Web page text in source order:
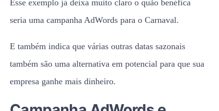
também são uma alternativa em potencial para que sua
empresa ganhe mais dinheiro.
Campanha AdWords e
Campanha de Publicidade: é
a Mesma Coisa?